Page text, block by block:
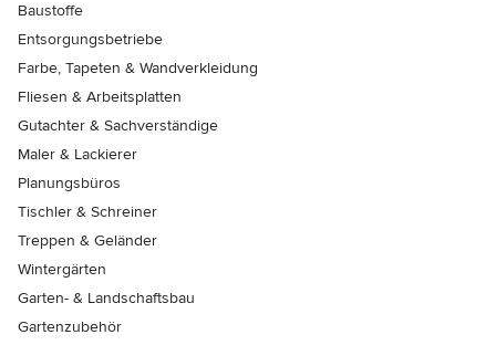
Baustoffe
Entsorgungsbetriebe
Farbe, Tapeten & Wandverkleidung
Fliesen & Arbeitsplatten
Gutachter & Sachverständige
Maler & Lackierer
Planungsbüros
Tischler & Schreiner
Treppen & Geländer
Wintergärten
Garten- & Landschaftsbau
Gartenzubehör